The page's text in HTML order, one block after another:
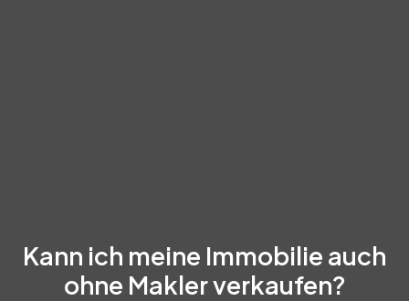
Kann ich meine Immobilie auch
ohne Makler verkaufen?